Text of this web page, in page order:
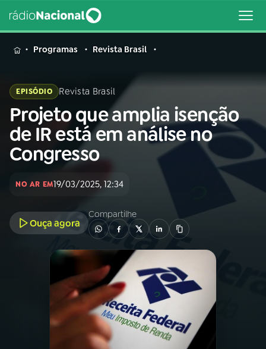
MENU
Buscar
na
Rádio
Nacional
Buscar
A RÁDIO
PROGRAMAÇÃO
PROGRAMAS
Programas Revista Brasil
EPISÓDIO Revista Brasil
Projeto que amplia isenção
de IR está em análise no
Congresso
NO AR EM19/03/2025, 12:34
Ouça agora
Compartilhe